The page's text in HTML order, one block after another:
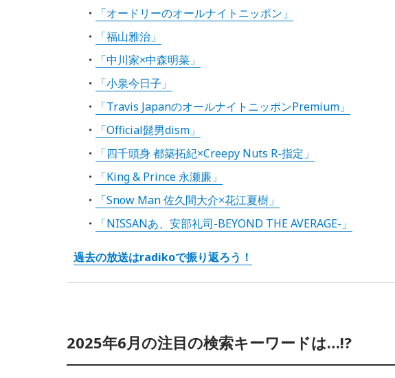
「オードリーのオールナイトニッポン」
「福山雅治」
「中川家×中森明菜」
「小泉今日子」
「Travis JapanのオールナイトニッポンPremium」
「Official髭男dism」
「四千頭身 都築拓紀×Creepy Nuts R-指定」
「King & Prince 永瀬廉」
「Snow Man 佐久間大介×花江夏樹」
「NISSANあ、安部礼司-BEYOND THE AVERAGE-」
過去の放送はradikoで振り返ろう！
2025年6月の注目の検索キーワードは…!?